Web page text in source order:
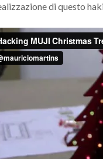
di questo